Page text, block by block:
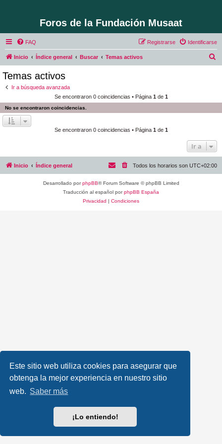
Este sitio web utiliza cookies para asegurar que
obtenga la mejor experiencia en nuestro sitio
web. Saber más
¡Lo entiendo!
Foros de la Fundación Musaat
FAQ Identificarse
Registrarse
Inicio Índice general Buscar Temas activos
a
Temas activos
Ir a búsqueda avanzada
Se encontraron 0 coincidencias • Página 1 de 1
No se encontraron coincidencias.
Se encontraron 0 coincidencias • Página 1 de 1
Ir a
Inicio Índice general Todos los horarios son UTC+02:00
Desarrollado porphpBB® Forum Software © phpBB Limited
Traducción al español porphpBB España
Privacidad | Condiciones